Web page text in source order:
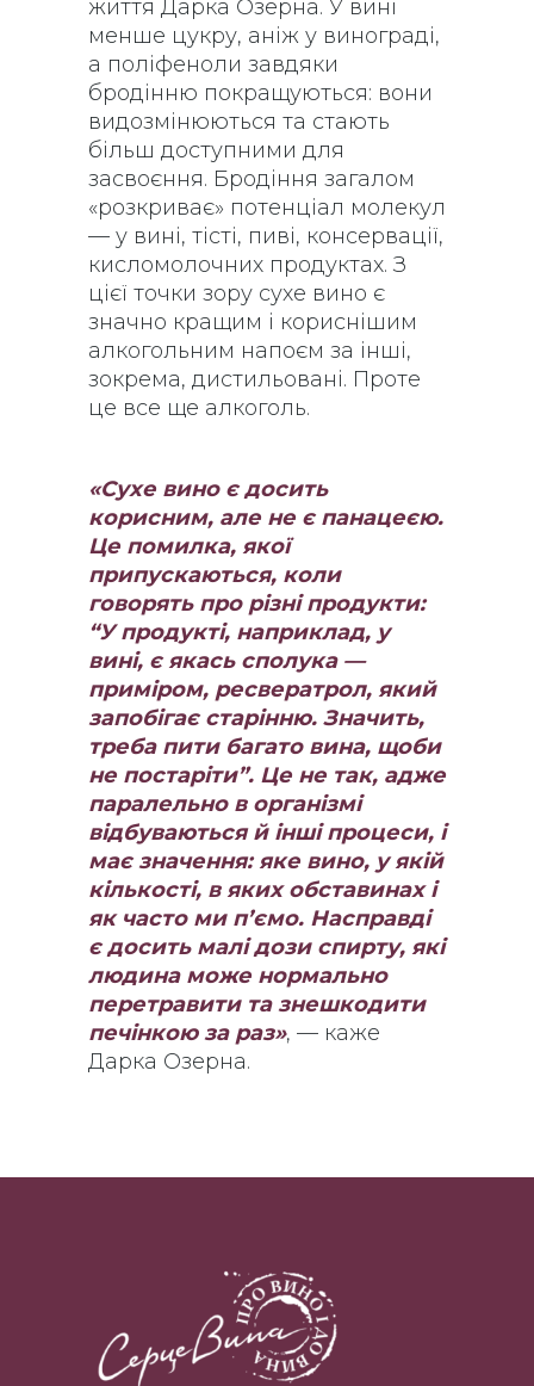
життя Дарка Озерна. У вині
менше цукру, аніж у винограді,
а поліфеноли завдяки
бродінню покращуються: вони
видозмінюються та стають
більш доступними для
засвоєння. Бродіння загалом
«розкриває» потенціал молекул
— у вині, тісті, пиві, консервації,
кисломолочних продуктах. З
цієї точки зору сухе вино є
значно кращим і кориснішим
алкогольним напоєм за інші,
зокрема, дистильовані. Проте
це все ще алкоголь.
«Сухе вино є досить
корисним, але не є панацеєю.
Це помилка, якої
припускаються, коли
говорять про різні продукти:
“У продукті, наприклад, у
вині, є якась сполука —
приміром, ресвератрол, який
запобігає старінню. Значить,
треба пити багато вина, щоби
не постаріти”. Це не так, адже
паралельно в організмі
відбуваються й інші процеси, і
має значення: яке вино, у якій
кількості, в яких обставинах і
як часто ми п’ємо. Насправді
є досить малі дози спирту, які
людина може нормально
перетравити та знешкодити
печінкою за раз», — каже
Дарка Озерна.